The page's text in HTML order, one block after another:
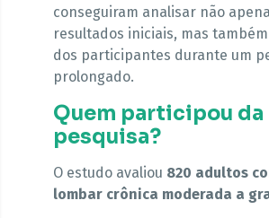
conseguiram analisar não
resultados iniciais, mas
dos participantes durante um
prolongado.
Quem participou da
pesquisa?
O estudo avaliou 820 adultos
lombar crônica moderada a